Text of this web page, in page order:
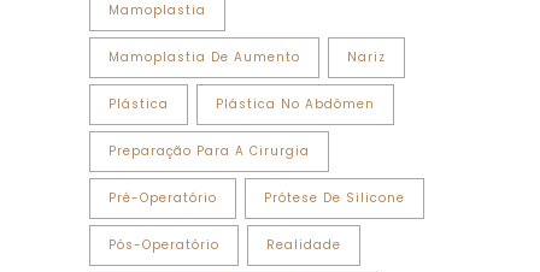
Mamoplastia
Mamoplastia De Aumento Nariz
Plástica Plástica No Abdômen
Preparação Para A Cirurgia
Pré-Operatório Prótese De Silicone
Pós-Operatório Realidade